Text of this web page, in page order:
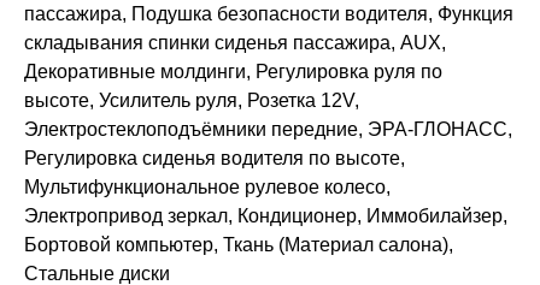
пассажира, Подушка безопасности водителя, Функция
складывания спинки сиденья пассажира, AUX,
Декоративные молдинги, Регулировка руля по
высоте, Усилитель руля, Розетка 12V,
Электростеклоподъёмники передние, ЭРА-ГЛОНАСС,
Регулировка сиденья водителя по высоте,
Мультифункциональное рулевое колесо,
Электропривод зеркал, Кондиционер, Иммобилайзер,
Бортовой компьютер, Ткань (Материал салона),
Стальные диски